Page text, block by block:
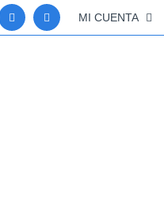
MI CUENTA